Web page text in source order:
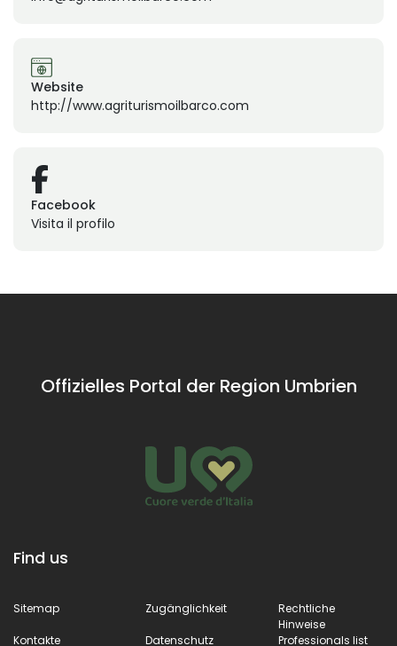
Website
http://www.agriturismoilbarco.com
Facebook
Visita il profilo
Offizielles Portal der Region Umbrien
Find us
Sitemap Zugänglichkeit
Rechtliche
Hinweise
Kontakte
Datenschutz Professionals list